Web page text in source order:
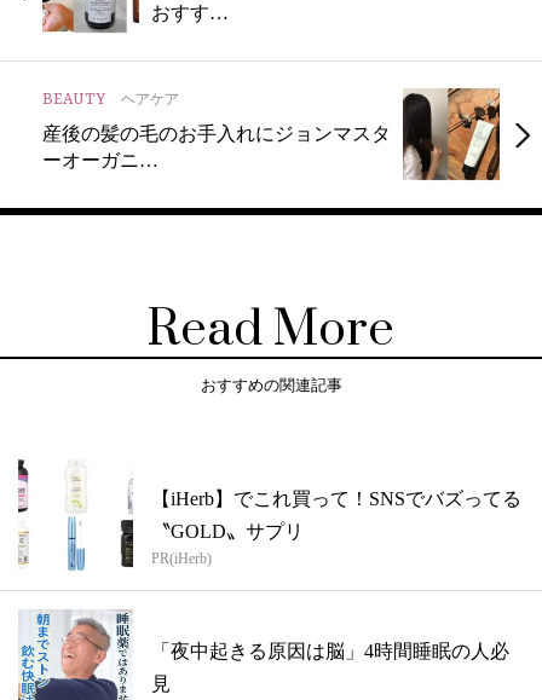
おすす…
BEAUTY ヘアケア
産後の髪の毛のお手入れにジョンマスタ
ーオーガニ…
Read More
おすすめの関連記事
【iHerb】でこれ買って！SNSでバズってる
〝GOLD〟サプリ
PR(iHerb)
「夜中起きる原因は脳」4時間睡眠の人必
見